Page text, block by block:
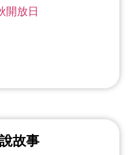
開放日
故事